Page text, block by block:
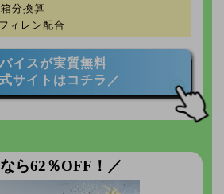
分換算
ィレン配合
イスが実質無料
サイトはコチラ／
ら62％OFF！／